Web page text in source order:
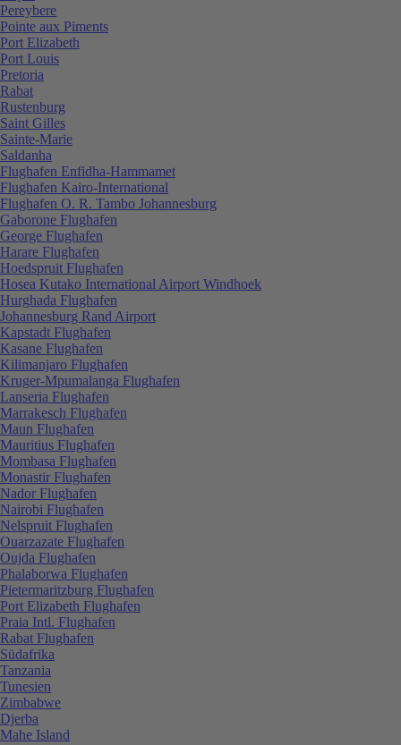
Pereybere
Pointe aux Piments
Port Elizabeth
Port Louis
Pretoria
Rabat
Rustenburg
Saint Gilles
Sainte-Marie
Saldanha
Flughafen Enfidha-Hammamet
Flughafen Kairo-International
Flughafen O. R. Tambo Johannesburg
Gaborone Flughafen
George Flughafen
Harare Flughafen
Hoedspruit Flughafen
Hosea Kutako International Airport Windhoek
Hurghada Flughafen
Johannesburg Rand Airport
Kapstadt Flughafen
Kasane Flughafen
Kilimanjaro Flughafen
Kruger-Mpumalanga Flughafen
Lanseria Flughafen
Marrakesch Flughafen
Maun Flughafen
Mauritius Flughafen
Mombasa Flughafen
Monastir Flughafen
Nador Flughafen
Nairobi Flughafen
Nelspruit Flughafen
Ouarzazate Flughafen
Oujda Flughafen
Phalaborwa Flughafen
Pietermaritzburg Flughafen
Port Elizabeth Flughafen
Praia Intl. Flughafen
Rabat Flughafen
Südafrika
Tanzania
Tunesien
Zimbabwe
Djerba
Mahe Island